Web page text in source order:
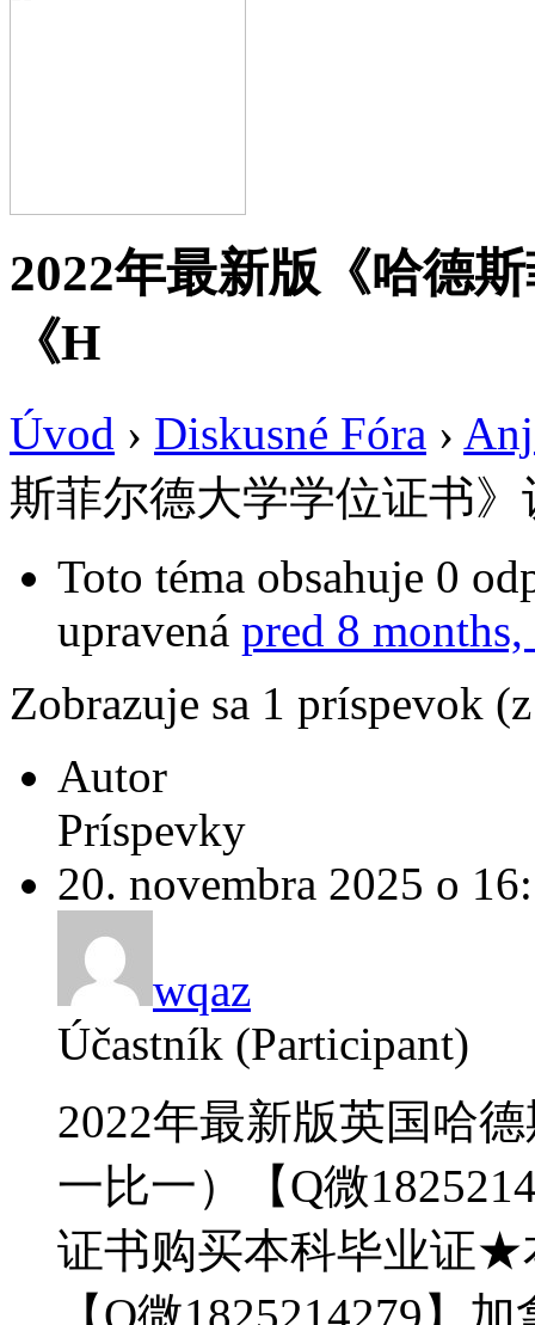
2022年最新版《哈德
《H
Úvod › Diskusné Fóra ›
斯菲尔德大学学位证书
Toto téma obsahuje 0
upravená pred 8 months,
Zobrazuje sa 1 príspevok
Autor
Príspevky
20. novembra 2025 o
wqaz
Účastník (Participant)
2022年最新版英国哈
一比一）【Q微
证书购买本科毕业证★